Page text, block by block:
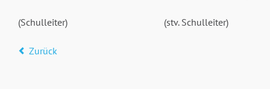
(Schulleiter) (stv. Schulleiter)
Zurück